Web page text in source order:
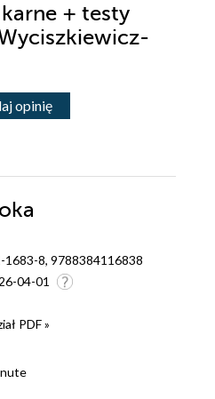
+ testy
opinię
1683-8, 9788384116838
04-01
PDF »